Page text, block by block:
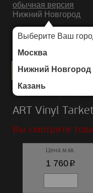
обычная версия
Нижний Новгород
Выберите Ваш
Москва
Нижний Новгород
Казань
ИНТЕРНЕТ-МАГАЗИН
Каталог/ART Vinyl/Tarkett/
ART Vinyl
Вы смотрите
Цена м.кв.
1 760p